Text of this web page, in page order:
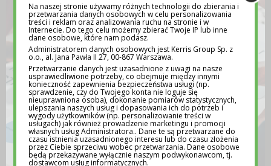
Na naszej stronie używamy różnych technologii do zbierania i
przetwarzania danych osobowych w celu personalizowania
treści i reklam oraz analizowania ruchu na stronie i w
Internecie. Do tego celu możemy zbierać Twoje IP lub inne
dane osobowe, które nam podasz.
Administratorem danych osobowych jest Kerris Group Sp. z
o.o., al. Jana Pawła II 27, 00-867 Warszawa.
Przetwarzanie danych jest uzasadnione z uwagi na nasze
usprawiedliwione potrzeby, co obejmuje między innymi
konieczność zapewnienia bezpieczeństwa usługi (np.
sprawdzenie, czy do Twojego konta nie loguje się
nieuprawniona osoba), dokonanie pomiarów statystycznych,
ulepszania naszych usług i dopasowania ich do potrzeb i
wygody użytkowników (np. personalizowanie treści w
usługach) jak również prowadzenie marketingu i promocji
własnych usług Administratora.. Dane te są przetwarzane do
czasu istnienia uzasadnionego interesu lub do czasu złożenia
przez Ciebie sprzeciwu wobec przetwarzania. Dane osobowe
będą przekazywane wyłącznie naszym podwykonawcom, tj.
dostawcom usług informatycznych.